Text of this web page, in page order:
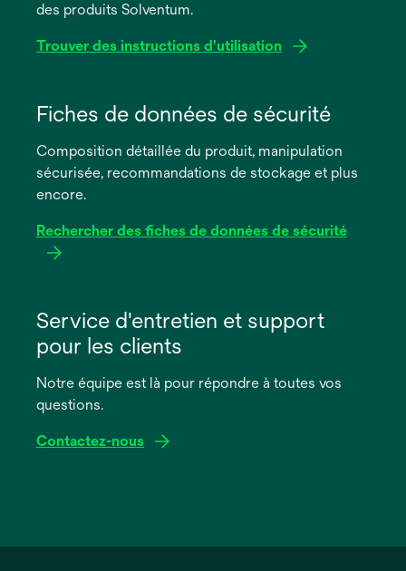
des produits Solventum.
Trouver des instructions d'utilisation
dans
nouvel
onglet
Fiches de données de sécurité
Composition détaillée du produit, manipulation
sécurisée, recommandations de stockage et plus
encore.
Rechercher des fiches de données de sécurité
dans
nouvel
onglet
Service d'entretien et support
pour les clients
Notre équipe est là pour répondre à toutes vos
questions.
Contactez-nous